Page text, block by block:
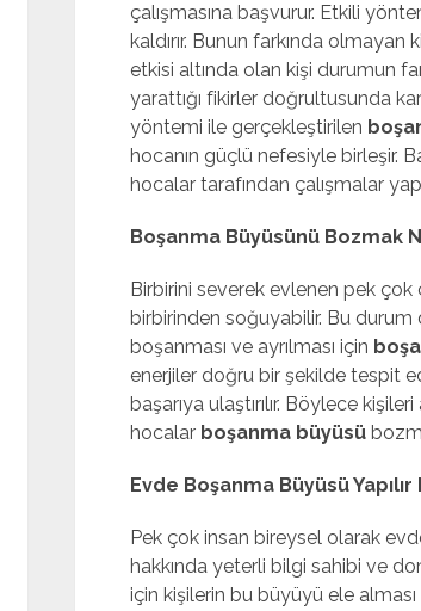
çalışmasına başvurur. Etkili
kaldırır. Bunun farkında
etkisi altında olan kişi durumun
yarattığı fikirler doğrultusunda
yöntemi ile gerçekleştirilen
hocanın güçlü nefesiyle birleşir.
hocalar tarafından çalışmalar
Boşanma Büyüsünü Bozmak
Birbirini severek evlenen pek çok
birbirinden soğuyabilir. Bu durum
boşanması ve ayrılması için
enerjiler doğru bir şekilde tespit
başarıya ulaştırılır. Böylece
hocalar boşanma büyüsü
Evde Boşanma Büyüsü Yapılır
Pek çok insan bireysel olarak
hakkında yeterli bilgi sahibi ve
için kişilerin bu büyüyü ele